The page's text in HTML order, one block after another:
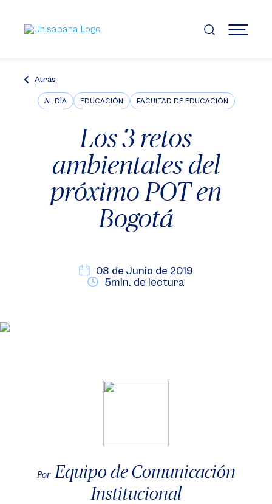
contenido
principal
MENÚ
Atrás
AL DÍA EDUCACIÓN FACULTAD DE EDUCACIÓN
Los 3 retos
ambientales del
próximo POT en
Bogotá
08 de Junio de 2019
5min. de lectura
Por Equipo de Comunicación
Institucional